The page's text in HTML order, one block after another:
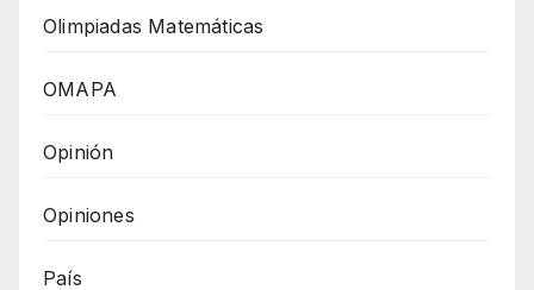
Olimpiadas Matemáticas
OMAPA
Opinión
Opiniones
País